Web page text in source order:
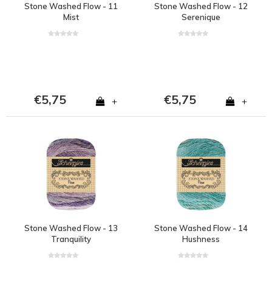
Stone Washed Flow - 11
Mist
€5,75 +
Stone Washed Flow - 12
Serenique
€5,75 +
Stone Washed Flow - 13
Tranquility
Stone Washed Flow - 14
Hushness